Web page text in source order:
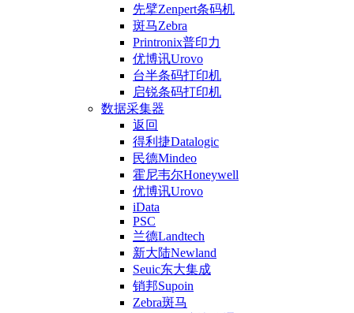
先擘Zenpert条码机
斑马Zebra
Printronix普印力
优博讯Urovo
台半条码打印机
启锐条码打印机
数据采集器
返回
得利捷Datalogic
民德Mindeo
霍尼韦尔Honeywell
优博讯Urovo
iData
PSC
兰德Landtech
新大陆Newland
Seuic东大集成
销邦Supoin
Zebra斑马